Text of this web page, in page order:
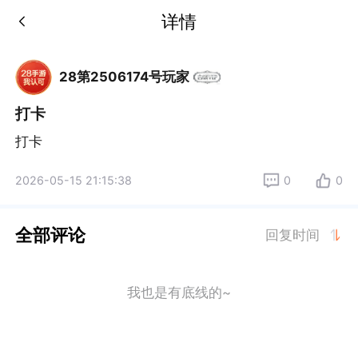
详情
28第2506174号玩家
打卡
打卡
2026-05-15 21:15:38 0 0
全部评论 回复时间
我也是有底线的~